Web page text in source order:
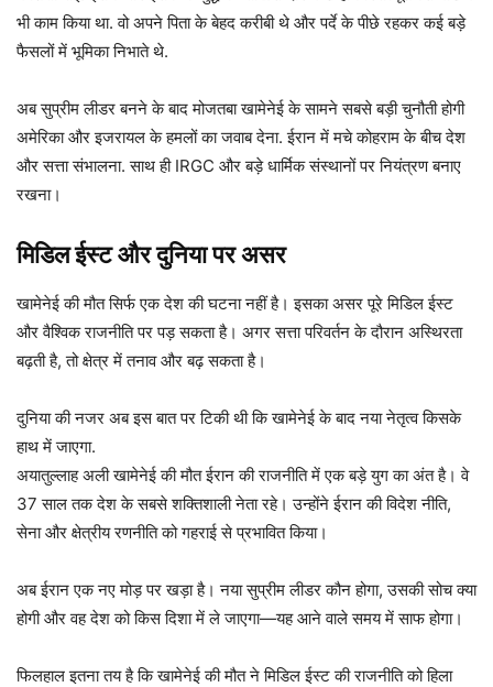
भी काम किया था. वो अपने पिता के बेहद करीबी थे और पर्दे के पीछे रहकर कई बड़े
फैसलों में भूमिका निभाते थे.
अब सुप्रीम लीडर बनने के बाद मोजतबा खामेनेई के सामने सबसे बड़ी चुनौती होगी
अमेरिका और इजरायल के हमलों का जवाब देना. ईरान में मचे कोहराम के बीच देश
और सत्ता संभालना. साथ ही IRGC और बड़े धार्मिक संस्थानों पर नियंत्रण बनाए
रखना।
मिडिल ईस्ट और दुनिया पर असर
खामेनेई की मौत सिर्फ एक देश की घटना नहीं है। इसका असर पूरे मिडिल ईस्ट
और वैश्विक राजनीति पर पड़ सकता है। अगर सत्ता परिवर्तन के दौरान अस्थिरता
बढ़ती है, तो क्षेत्र में तनाव और बढ़ सकता है।
दुनिया की नजर अब इस बात पर टिकी थी कि खामेनेई के बाद नया नेतृत्व किसके
हाथ में जाएगा.
अयातुल्लाह अली खामेनेई की मौत ईरान की राजनीति में एक बड़े युग का अंत है। वे
37 साल तक देश के सबसे शक्तिशाली नेता रहे। उन्होंने ईरान की विदेश नीति,
सेना और क्षेत्रीय रणनीति को गहराई से प्रभावित किया।
अब ईरान एक नए मोड़ पर खड़ा है। नया सुप्रीम लीडर कौन होगा, उसकी सोच क्या
होगी और वह देश को किस दिशा में ले जाएगा—यह आने वाले समय में साफ होगा।
फिलहाल इतना तय है कि खामेनेई की मौत ने मिडिल ईस्ट की राजनीति को हिला